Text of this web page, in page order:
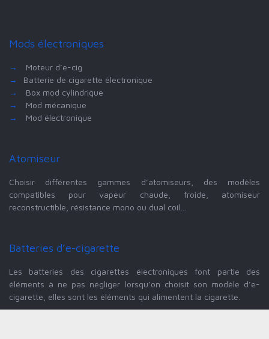
Mods électroniques
→
Moteur d’e-cig
→
Batterie de cigarette électronique
→
Box mod cylindrique
→
Mod mécanique
→
Mod électronique
Atomiseur
Choisir différentes gammes d’atomiseurs, des modèles
compatibles pour vapeur chaude, froide, atomiseur
reconstructible, résistance mono ou dual coil…
Batteries d’e-cigarette
Les batteries des cigarettes électroniques font partie des
éléments à ne pas négliger lorsqu’on choisit son modèle d’e-
cigarette, elles sont les éléments qui alimentent la cigarette.